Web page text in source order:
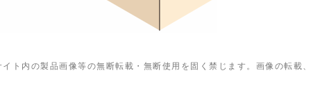
イト内の製品画像等の無断転載・無断使用を固く禁じます。画像の転載